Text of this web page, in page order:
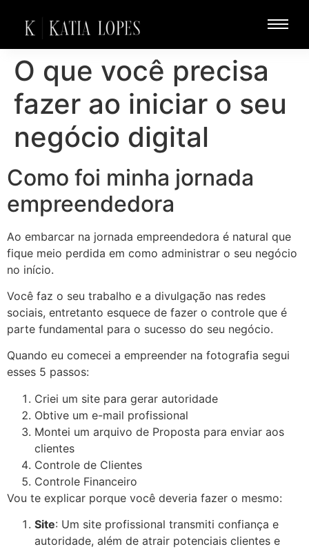
O que você precisa
fazer ao iniciar o seu
negócio digital
Como foi minha jornada
empreendedora
Ao embarcar na jornada empreendedora é natural que
fique meio perdida em como administrar o seu negócio
no início.
Você faz o seu trabalho e a divulgação nas redes
sociais, entretanto esquece de fazer o controle que é
parte fundamental para o sucesso do seu negócio.
Quando eu comecei a empreender na fotografia segui
esses 5 passos:
Criei um site para gerar autoridade
Obtive um e-mail profissional
Montei um arquivo de Proposta para enviar aos
clientes
Controle de Clientes
Controle Financeiro
Vou te explicar porque você deveria fazer o mesmo:
Site: Um site profissional transmiti confiança e
autoridade, além de atrair potenciais clientes e